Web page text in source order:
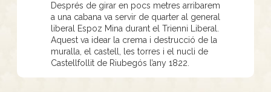
Després de girar en pocs metres arribarem
a una cabana va servir de quarter al general
liberal Espoz Mina durant el Trienni Liberal.
Aquest va idear la crema i destrucció de la
muralla, el castell, les torres i el nucli de
Castellfollit de Riubegós l’any 1822.